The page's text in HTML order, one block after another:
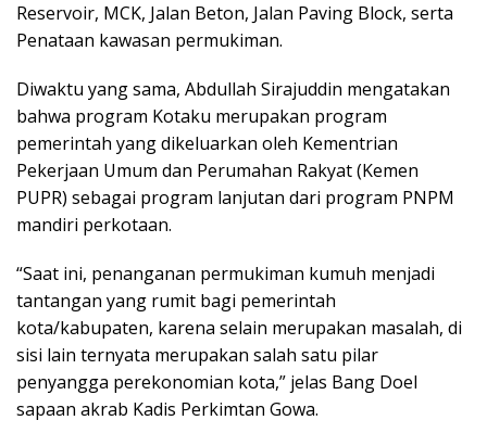
Reservoir, MCK, Jalan Beton, Jalan Paving Block, serta
Penataan kawasan permukiman.
Diwaktu yang sama, Abdullah Sirajuddin mengatakan
bahwa program Kotaku merupakan program
pemerintah yang dikeluarkan oleh Kementrian
Pekerjaan Umum dan Perumahan Rakyat (Kemen
PUPR) sebagai program lanjutan dari program PNPM
mandiri perkotaan.
“Saat ini, penanganan permukiman kumuh menjadi
tantangan yang rumit bagi pemerintah
kota/kabupaten, karena selain merupakan masalah, di
sisi lain ternyata merupakan salah satu pilar
penyangga perekonomian kota,” jelas Bang Doel
sapaan akrab Kadis Perkimtan Gowa.